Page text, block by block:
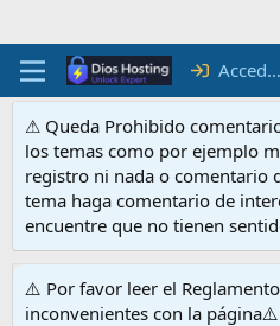
Acceder
⚠ Queda Prohibido
los temas como por ejemplo
registro ni nada o comentario
tema haga comentario de
encuentre que no tienen
⚠️ Por favor leer el
inconvenientes con la página⚠️